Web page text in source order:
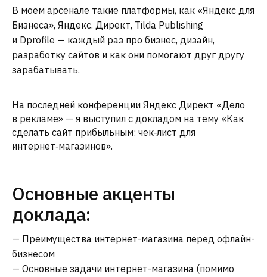
В моем арсенале такие платформы, как «Яндекс для
Бизнеса», Яндекс. Директ, Tilda Publishing
и Dprofile — каждый раз про бизнес, дизайн,
разработку сайтов и как они помогают друг другу
зарабатывать.
На последней конференции Яндекс Директ «Дело
в рекламе» — я выступил с докладом на тему «Как
сделать сайт прибыльным: чек‑лист для
интернет‑магазинов».
Основные акценты
доклада:
— Преимущества интернет-магазина перед офлайн-
бизнесом
— Основные задачи интернет-магазина (помимо